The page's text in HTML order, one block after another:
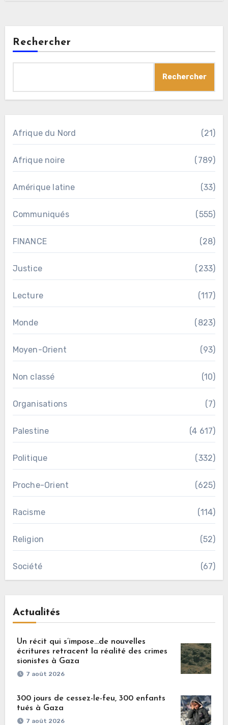
Rechercher
Rechercher
Afrique du Nord (21)
Afrique noire (789)
Amérique latine (33)
Communiqués (555)
FINANCE (28)
Justice (233)
Lecture (117)
Monde (823)
Moyen-Orient (93)
Non classé (10)
Organisations (7)
Palestine (4 617)
Politique (332)
Proche-Orient (625)
Racisme (114)
Religion (52)
Société (67)
Actualités
Un récit qui s’impose…de nouvelles
écritures retracent la réalité des crimes
sionistes à Gaza
7 août 2026
300 jours de cessez-le-feu, 300 enfants
tués à Gaza
7 août 2026